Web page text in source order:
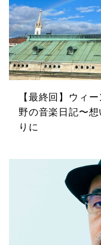
【最終回】ウィ
野の音楽日記〜
りに